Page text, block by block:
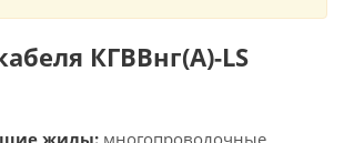
КГВВнг(А)-LS
жилы: многопроволочные